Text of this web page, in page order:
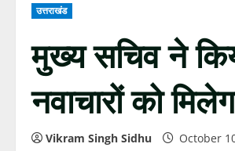
उत्तराखंड
मुख्य सचिव ने
नवाचारों को
Vikram Singh Sidhu October